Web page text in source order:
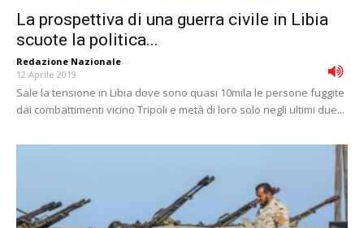
La prospettiva di una guerra civile in Libia
scuote la politica...
Redazione Nazionale -
12 Aprile 2019
Sale la tensione in Libia dove sono quasi 10mila le persone fuggite
dai combattimenti vicino Tripoli e metà di loro solo negli ultimi due...